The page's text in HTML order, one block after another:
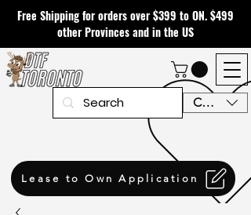
CAD (C$)
Free Shipping for orders over $399 to ON. $499
other Provinces and in the US
Lease to Own Application